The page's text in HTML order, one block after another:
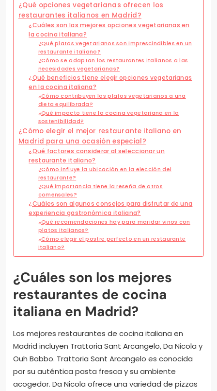
¿Qué opciones vegetarianas ofrecen los
restaurantes italianos en Madrid?
¿Cuáles son las mejores opciones vegetarianas en
la cocina italiana?
¿Qué platos vegetarianos son imprescindibles en un
restaurante italiano?
¿Cómo se adaptan los restaurantes italianos a las
necesidades vegetarianas?
¿Qué beneficios tiene elegir opciones vegetarianas
en la cocina italiana?
¿Cómo contribuyen los platos vegetarianos a una
dieta equilibrada?
¿Qué impacto tiene la cocina vegetariana en la
sostenibilidad?
¿Cómo elegir el mejor restaurante italiano en
Madrid para una ocasión especial?
¿Qué factores considerar al seleccionar un
restaurante italiano?
¿Cómo influye la ubicación en la elección del
restaurante?
¿Qué importancia tiene la reseña de otros
comensales?
¿Cuáles son algunos consejos para disfrutar de una
experiencia gastronómica italiana?
¿Qué recomendaciones hay para maridar vinos con
platos italianos?
¿Cómo elegir el postre perfecto en un restaurante
italiano?
¿Cuáles son los mejores
restaurantes de cocina
italiana en Madrid?
Los mejores restaurantes de cocina italiana en
Madrid incluyen Trattoria Sant Arcangelo, Da Nicola y
Ouh Babbo. Trattoria Sant Arcangelo es conocida
por su auténtica pasta fresca y su ambiente
acogedor. Da Nicola ofrece una variedad de pizzas